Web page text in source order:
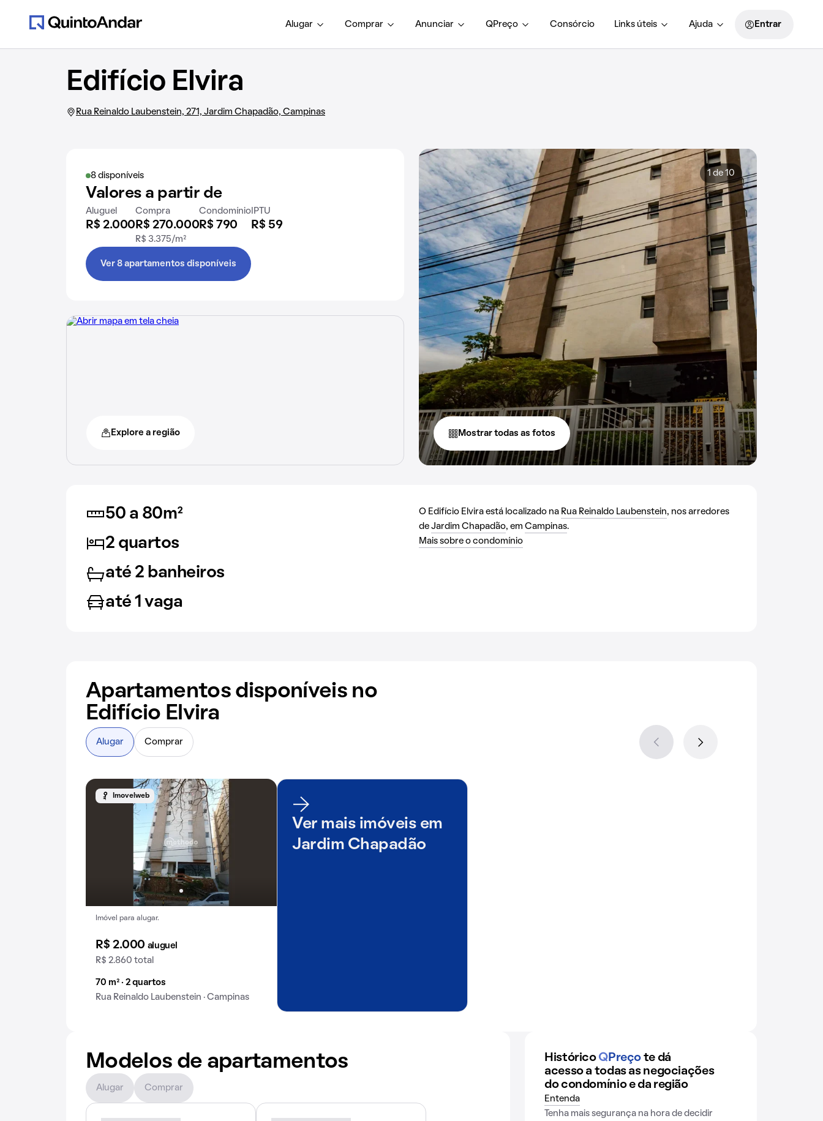
Alugar Comprar Anunciar QPreço Consórcio Links úteis Ajuda Entrar
Edifício Elvira
Rua Reinaldo Laubenstein, 271, Jardim Chapadão, Campinas
8 disponíveis
Valores a partir de
Aluguel
R$ 2.000
Compra
R$ 270.000
R$ 3.375/m²
Condomínio
R$ 790
IPTU
R$ 59
Ver 8 apartamentos disponíveis
Explore a região
1 de 10
Mostrar todas as fotos
50 a 80m²
2 quartos
até 2 banheiros
até 1 vaga
O Edifício Elvira está localizado na Rua Reinaldo Laubenstein, nos arredores
de Jardim Chapadão, em Campinas.
Mais sobre o condomínio
Apartamentos disponíveis no
Edifício Elvira
Imovelweb
Imóvel para alugar.
R$ 2.000 aluguel
R$ 2.860 total
70 m² · 2 quartos
Rua Reinaldo Laubenstein · Campinas
Ver mais imóveis em
Jardim Chapadão
Alugar Comprar
Modelos de apartamentos
Alugar Comprar
Histórico QPreço te dá
acesso a todas as negociações
do condomínio e da região
Entenda
Tenha mais segurança na hora de decidir